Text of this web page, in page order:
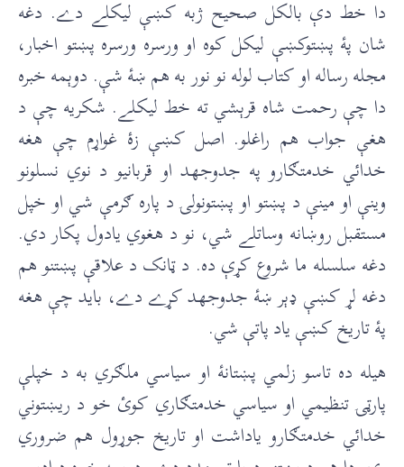
دا خط دې بالکل صحيح ژبه کښې ليکلے دے. دغه
شان پۀ پښتوکښې ليکل کوه او ورسره ورسره پښتو اخبار،
مجله رساله او کتاب لوله نو نور به هم ښۀ شې. دوېمه خبره
دا چې رحمت شاه قرېشي ته خط ليکلے. شکريه چې د
هغې جواب هم راغلو. اصل کښې زۀ غواړم چې هغه
خدائي خدمتګارو په جدوجهد او قربانیو د نوي نسلونو
وينې او مينې د پښتو او پښتونولۍ د پاره ګرمې شي او خپل
مستقبل روښانه وساتلے شي، نو د هغوي يادول پکار دي.
دغه سلسله ما شروع کړې ده. د ټانک د علاقې پښتنو هم
دغه لړ کښې ډېر ښۀ جدوجهد کړے دے، باید چې هغه
پۀ تاريخ کښې ياد پاتې شي.
هيله ده تاسو زلمي پښتانۀ او سياسي ملګري به د خپلې
پارټۍ تنظيمي او سياسي خدمتګاري کوئ خو د ريښتوني
خدائي خدمتګارو ياداشت او تاريخ جوړول هم ضروري